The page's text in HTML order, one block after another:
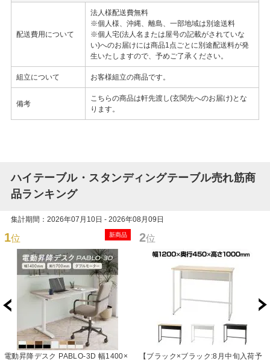
配送費用について
法人様配送費無料
※個人様、沖縄、離島、一部地域は別途送料
※個人宅(法人名または屋号の記載がされていな
い)へのお届けには商品1点ごとに別途配送料が発
生いたしますので、予めご了承ください。
組立について お客様組立の商品です。
備考
こちらの商品は軒先渡し(玄関先へのお届け)とな
ります。
ハイテーブル・スタンディングテーブル売れ筋商
品ランキング
集計期間：2026年07月10日 - 2026年08月09日
1位 新商品
電動昇降デスク PABLO-3D 幅1400×
2位
【ブラック×ブラック:8月中旬入荷予